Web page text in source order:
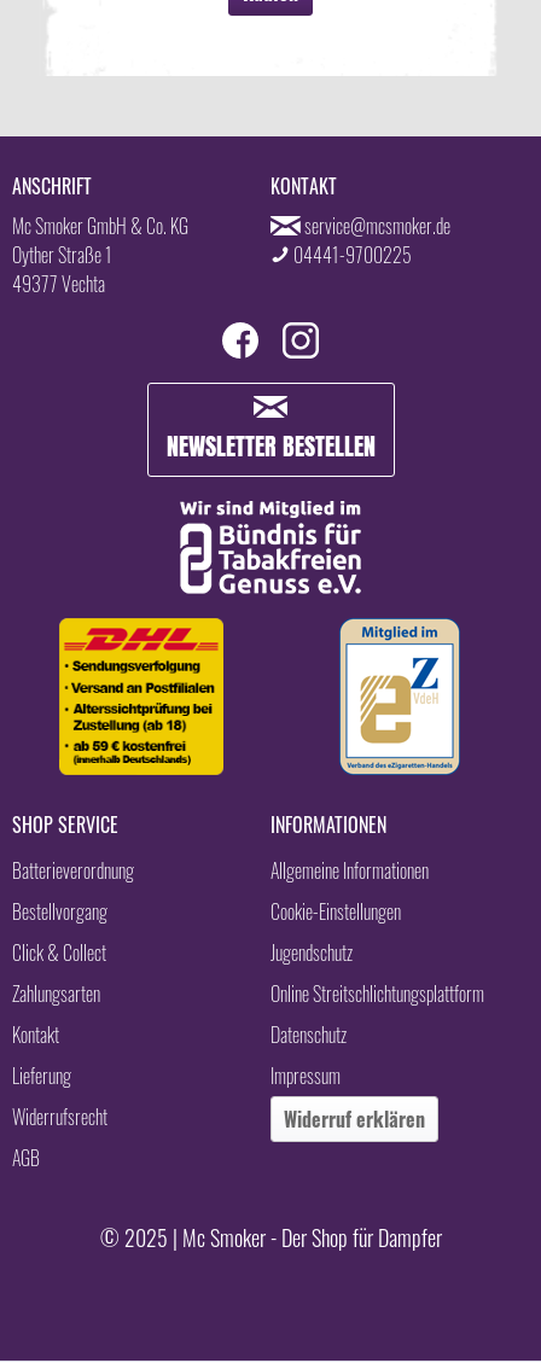
ANSCHRIFT
Mc Smoker GmbH & Co. KG
Oyther Straße 1
49377 Vechta
KONTAKT
service@mcsmoker.de
04441-9700225
NEWSLETTER BESTELLEN
SHOP SERVICE
Batterieverordnung
Bestellvorgang
Click & Collect
Zahlungsarten
Kontakt
Lieferung
Widerrufsrecht
AGB
INFORMATIONEN
Allgemeine Informationen
Cookie-Einstellungen
Jugendschutz
Online Streitschlichtungsplattform
Datenschutz
Impressum
Widerruf erklären
© 2025 | Mc Smoker - Der Shop für Dampfer